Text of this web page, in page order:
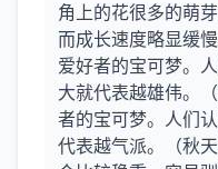
角上的花很多的萌
而成长速度略显缓
爱好者的宝可梦。
大就代表越雄伟。
者的宝可梦。人们
代表越气派。（秋